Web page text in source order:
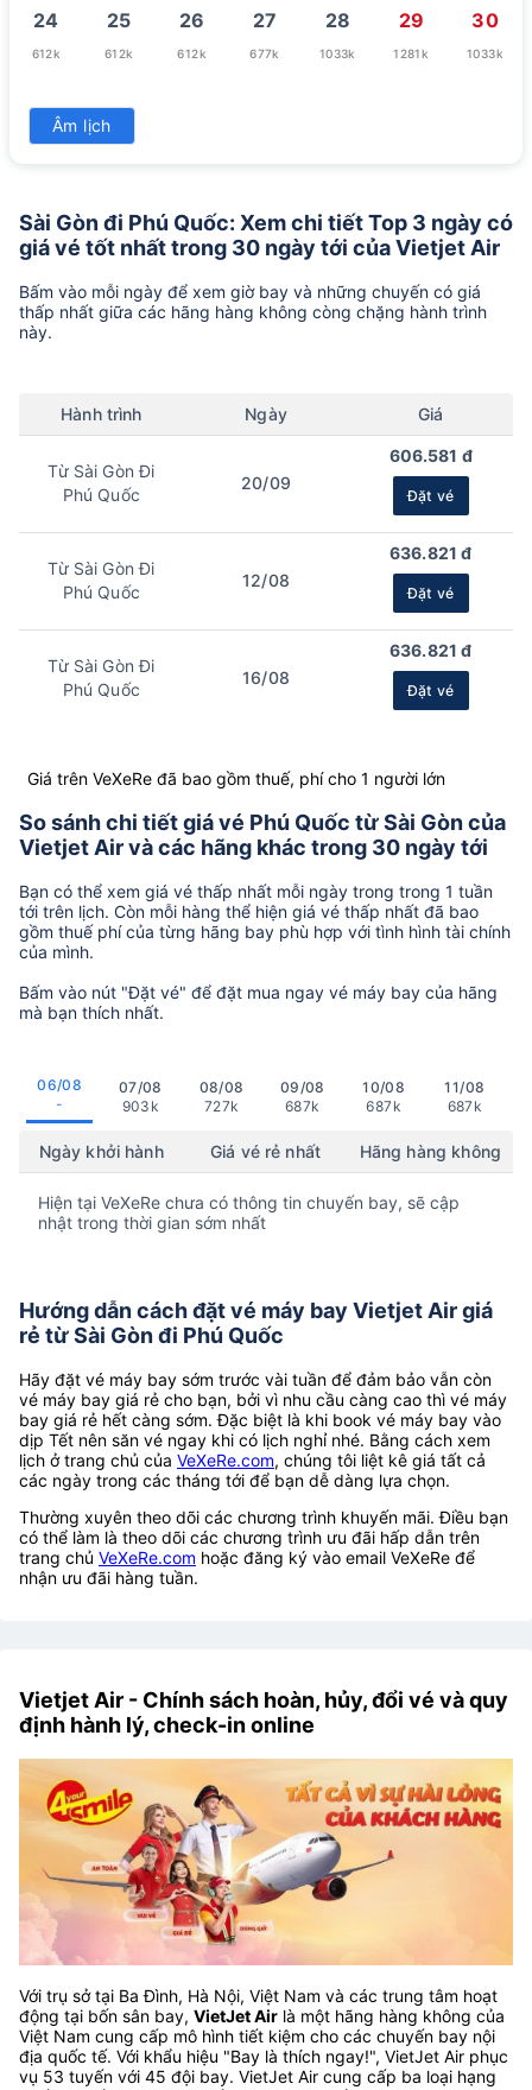
24
612k
25
612k
26
612k
27
677k
28
1033k
29
1281k
30
1033k
31
860k
Âm lịch
Sài Gòn đi Phú Quốc: Xem chi tiết Top 3 ngày có
giá vé tốt nhất trong 30 ngày tới của Vietjet Air
Bấm vào mỗi ngày để xem giờ bay và những chuyến có giá
thấp nhất giữa các hãng hàng không còng chặng hành trình
này.
Hành trình Ngày Giá
Từ Sài Gòn Đi
Phú Quốc
20/09
606.581 đ
Đặt vé
Từ Sài Gòn Đi
Phú Quốc
12/08
636.821 đ
Đặt vé
Từ Sài Gòn Đi
Phú Quốc
16/08
636.821 đ
Đặt vé
Giá trên VeXeRe đã bao gồm thuế, phí cho 1 người lớn
So sánh chi tiết giá vé Phú Quốc từ Sài Gòn của
Vietjet Air và các hãng khác trong 30 ngày tới
Bạn có thể xem giá vé thấp nhất mỗi ngày trong trong 1 tuần
tới trên lịch. Còn mỗi hàng thể hiện giá vé thấp nhất đã bao
gồm thuế phí của từng hãng bay phù hợp với tình hình tài chính
của mình.
Bấm vào nút "Đặt vé" để đặt mua ngay vé máy bay của hãng
mà bạn thích nhất.
06/08
-
07/08
903k
08/08
727k
09/08
687k
10/08
687k
11/08
687k
Ngày khởi hành Giá vé rẻ nhất Hãng hàng không
Hiện tại VeXeRe chưa có thông tin chuyến bay, sẽ cập
nhật trong thời gian sớm nhất
Hướng dẫn cách đặt vé máy bay Vietjet Air giá
rẻ từ Sài Gòn đi Phú Quốc
Hãy đặt vé máy bay sớm trước vài tuần để đảm bảo vẫn còn
vé máy bay giá rẻ cho bạn, bởi vì nhu cầu càng cao thì vé máy
bay giá rẻ hết càng sớm. Đặc biệt là khi book vé máy bay vào
dịp Tết nên săn vé ngay khi có lịch nghỉ nhé. Bằng cách xem
lịch ở trang chủ của VeXeRe.com, chúng tôi liệt kê giá tất cả
các ngày trong các tháng tới để bạn dễ dàng lựa chọn.
Thường xuyên theo dõi các chương trình khuyến mãi. Điều bạn
có thể làm là theo dõi các chương trình ưu đãi hấp dẫn trên
trang chủ VeXeRe.com hoặc đăng ký vào email VeXeRe để
nhận ưu đãi hàng tuần.
Vietjet Air - Chính sách hoàn, hủy, đổi vé và quy
định hành lý, check-in online
Với trụ sở tại Ba Đình, Hà Nội, Việt Nam và các trung tâm hoạt
động tại bốn sân bay, VietJet Air là một hãng hàng không của
Việt Nam cung cấp mô hình tiết kiệm cho các chuyến bay nội
địa quốc tế. Với khẩu hiệu "Bay là thích ngay!", VietJet Air phục
vụ 53 tuyến với 45 đội bay. VietJet Air cung cấp ba loại hạng